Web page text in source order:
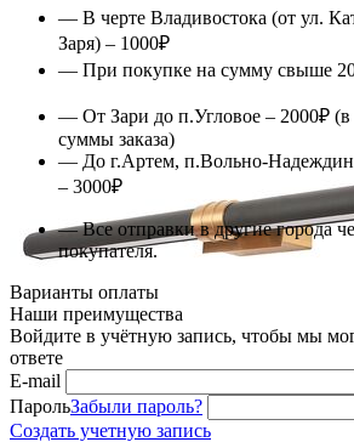
— В черте Владивостока (от ул.
Заря) – 1000₽
— При покупке на сумму свыше 20
— От Зари до п.Угловое – 2000₽ (в
суммы заказа)
— До г.Артем, п.Вольно-
– 3000₽
— Все отправки в другие города
покупателя.
Варианты оплаты
Наши преимущества
Войдите в учётную запись, чтобы мы
ответе
E-mail
ПарольЗабыли пароль?
Создать учетную запись